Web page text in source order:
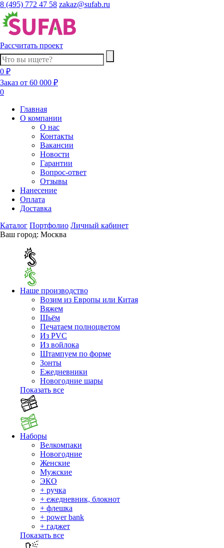
8 (495) 772 47 58 zakaz@sufab.ru
Рассчитать проект
0 ₽
Заказ от 60 000 ₽
0
Главная
О компании
О нас
Контакты
Вакансии
Новости
Гарантии
Вопрос-ответ
Отзывы
Нанесение
Оплата
Доставка
Каталог Портфолио Личный кабинет
Ваш город: Москва
Наше производство
Возим из Европы или Китая
Вяжем
Шьём
Печатаем полноцветом
Из PVC
Из войлока
Штампуем по форме
Зонты
Ежедневники
Новогодние шары
Показать все
Наборы
Велкомпаки
Новогодние
Женские
Мужские
ЭКО
+ ручка
+ ежедневник, блокнот
+ флешка
+ power bank
+ гаджет
Показать все